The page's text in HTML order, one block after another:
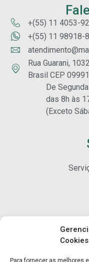
Cookies
Para fornecer as melhores
+(55) 11 4053-
+(55) 11 98918-
Rua Guarani,
Brasil CEP
De
das 8h às
(Exceto